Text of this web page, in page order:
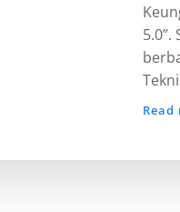
Read